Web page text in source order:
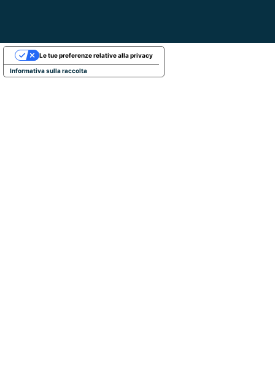
Informativa sulla raccolta
Le tue preferenze relative alla privacy